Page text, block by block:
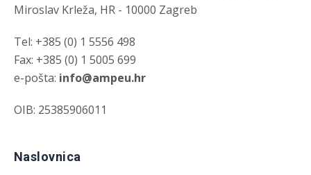
Miroslav Krleža, HR - 10000 Zagreb
Tel: +385 (0) 1 5556 498
Fax: +385 (0) 1 5005 699
e-pošta: info@ampeu.hr
OIB: 25385906011
Naslovnica